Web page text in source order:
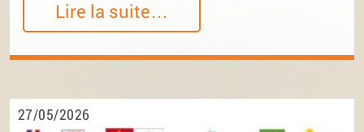
Lire la suite…
27/05/2026